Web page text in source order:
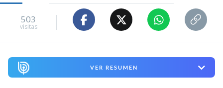
503
visitas
VER RESUMEN